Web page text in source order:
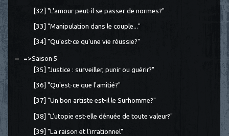
[32] "L'amour peut-il se passer de normes?"
[33] "Manipulation dans le couple..."
[34] "Qu'est-ce qu'une vie réussie?"
=>Saison 5
[35] "Justice : surveiller, punir ou guérir?"
[36] "Qu'est-ce que l'amitié?"
[37] "Un bon artiste est-il le Surhomme?"
[38] "L’utopie est-elle dénuée de toute valeur?"
[39] "La raison et l'irrationnel"